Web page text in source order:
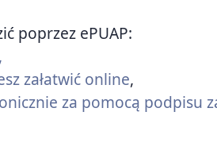
poprzez ePUAP:
załatwić online,
za pomocą podpisu